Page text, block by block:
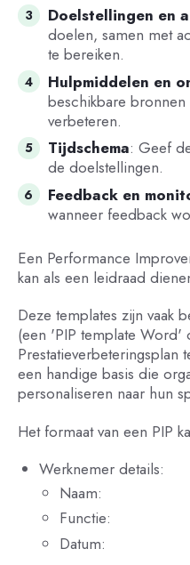
Doelstellingen en
doelen, samen met
te bereiken.
Hulpmiddelen en
beschikbare
verbeteren.
Tijdschema: Geef
de doelstellingen.
Feedback en
wanneer feedback
Een Performance
kan als een leidraad
Deze templates zijn vaak
(een 'PIP template Word'
een handige basis die
personaliseren naar hun
Het formaat van een PIP
Werknemer details:
Naam:
Functie:
Datum: